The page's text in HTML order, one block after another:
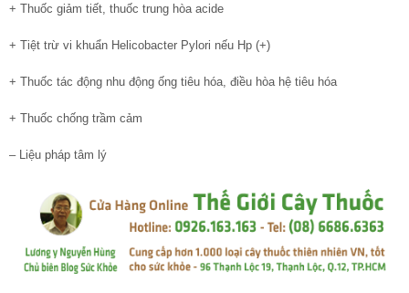
+ Thuốc giảm tiết, thuốc trung hòa acide
+ Tiệt trừ vi khuẩn Helicobacter Pylori nếu Hp (+)
+ Thuốc tác động nhu động ống tiêu hóa, điều hòa hệ tiêu hóa
+ Thuốc chống trầm cảm
– Liệu pháp tâm lý